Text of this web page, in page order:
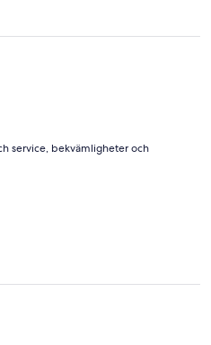
service, bekvämligheter och